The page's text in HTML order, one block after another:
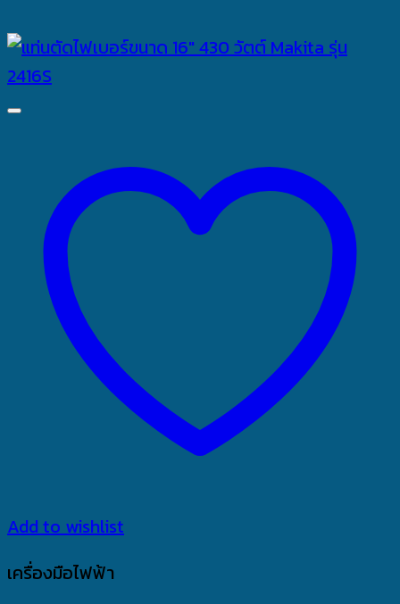
Add to wishlist
เครื่องมือไฟฟ้า